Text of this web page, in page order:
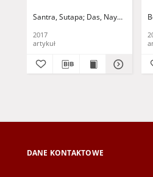
Santra, Sutapa Das, Nayon
2017
artykuł
DANE KONTAKTOWE